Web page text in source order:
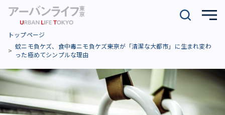
トップページ
蚊ニモ負ケズ、食中毒ニモ負ケズ――東京が「清潔な大都市」に生まれ変わ
った極めてシンプルな理由